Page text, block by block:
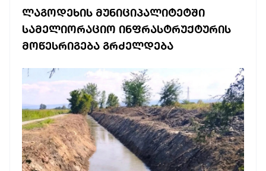
ᲚᲐᲒᲝᲓᲔᲮᲘᲡ ᲛᲣᲜᲘᲪᲘᲞᲐᲚᲘᲢᲔᲢᲨᲘ
ᲡᲐᲛᲔᲚᲘᲝᲠᲐᲪᲘᲝ ᲘᲜᲤᲠᲐᲡᲢᲠᲣᲥᲢᲣᲠᲘᲡ
ᲛᲝᲬᲔᲡᲠᲘᲒᲔᲑᲐ ᲒᲠᲫᲔᲚᲓᲔᲑᲐ